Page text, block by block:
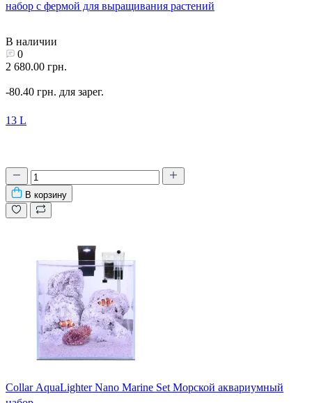
набор с фермой для выращивания растений
В наличии
0
2 680.00 грн.
-80.40 грн. для зарег.
13 L
В корзину
Collar AquaLighter Nano Marine Set Морской аквариумный